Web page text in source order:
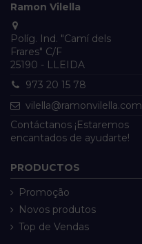
Ramon Vilella
Políg. Ind. "Camí dels
Frares" C/F
25190 - LLEIDA
973 20 15 78
vilella@ramonvilella.com
Contáctanos ¡Estaremos
encantados de ayudarte!
PRODUCTOS
Promoção
Novos produtos
Top de Vendas